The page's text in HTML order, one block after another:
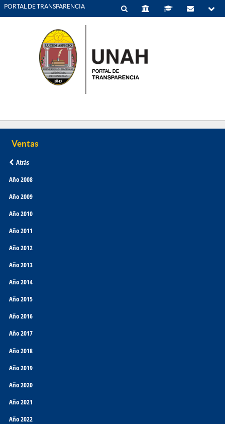
PORTAL DE TRANSPARENCIA
Atrás
Año 2008
Año 2009
Año 2010
Año 2011
Año 2012
Año 2013
Año 2014
Año 2015
Año 2016
Año 2017
Año 2018
Año 2019
Año 2020
Año 2021
Año 2022